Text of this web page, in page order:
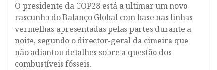
​O presidente da COP28 está a ultimar um novo
rascunho do Balanço Global com base nas linhas
vermelhas apresentadas pelas partes durante a
noite, segundo o director-geral da cimeira que
não adiantou detalhes sobre a questão dos
combustíveis fósseis.